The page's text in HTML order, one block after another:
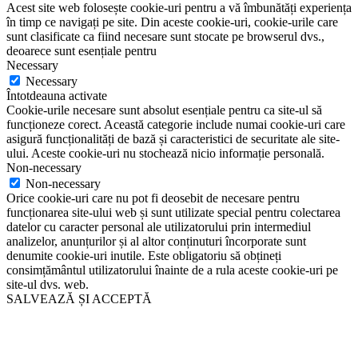
Acest site web folosește cookie-uri pentru a vă îmbunătăți experiența
în timp ce navigați pe site. Din aceste cookie-uri, cookie-urile care
sunt clasificate ca fiind necesare sunt stocate pe browserul dvs.,
deoarece sunt esențiale pentru
Necessary
Necessary
Întotdeauna activate
Cookie-urile necesare sunt absolut esențiale pentru ca site-ul să
funcționeze corect. Această categorie include numai cookie-uri care
asigură funcționalități de bază și caracteristici de securitate ale site-
ului. Aceste cookie-uri nu stochează nicio informație personală.
Non-necessary
Non-necessary
Orice cookie-uri care nu pot fi deosebit de necesare pentru
funcționarea site-ului web și sunt utilizate special pentru colectarea
datelor cu caracter personal ale utilizatorului prin intermediul
analizelor, anunțurilor și al altor conținuturi încorporate sunt
denumite cookie-uri inutile. Este obligatoriu să obțineți
consimțământul utilizatorului înainte de a rula aceste cookie-uri pe
site-ul dvs. web.
SALVEAZĂ ȘI ACCEPTĂ